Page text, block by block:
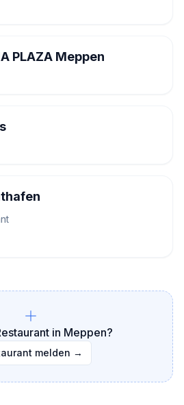
PLAZA Meppen
in Meppen?
melden →